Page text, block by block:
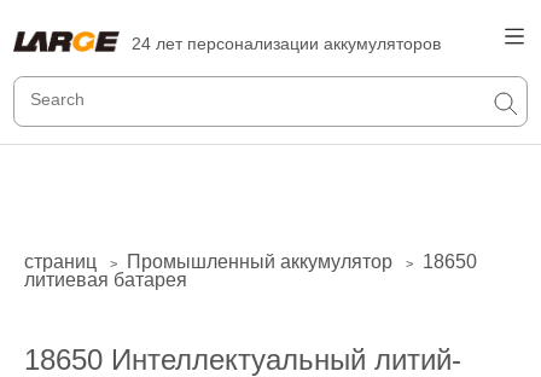
24 лет персонализации аккумуляторов
страниц > Промышленный аккумулятор >
18650
литиевая батарея
18650 Интеллектуальный литий-